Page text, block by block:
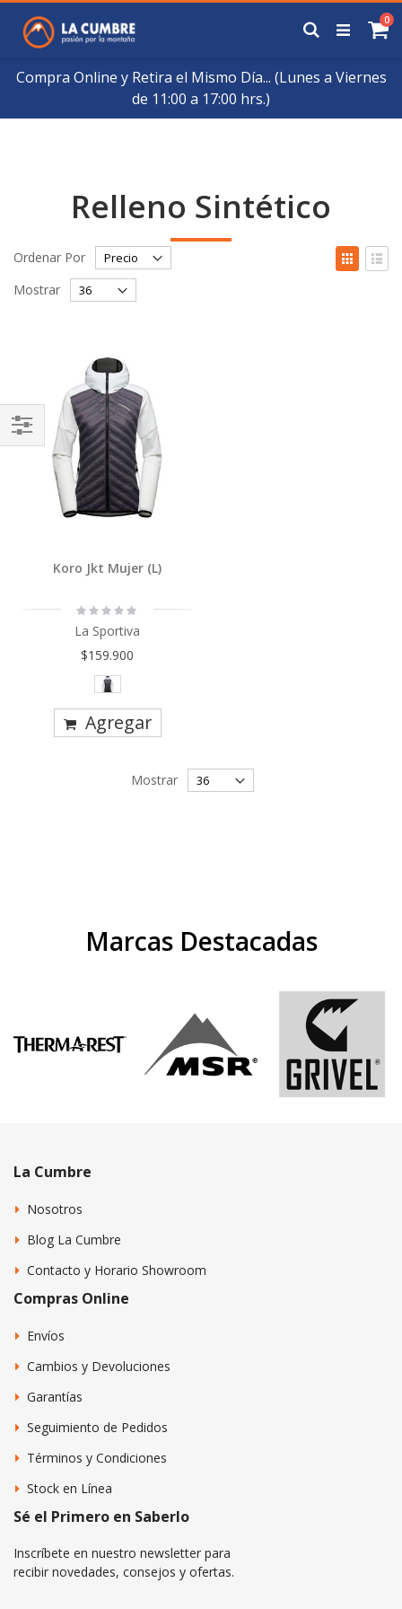
Compra Online y Retira el Mismo Día... (Lunes a Viernes
de 11:00 a 17:00 hrs.)
Contenido
0
Buscar
Relleno Sintético
Ordenar Por
Ver
como
Mostrar
Koro Jkt Mujer (L)
Rating:
0%
La Sportiva
$159.900
Agregar
Mostrar
Comprar
Marcas Destacadas
La Cumbre
Nosotros
Blog La Cumbre
Contacto y Horario Showroom
Compras Online
Envíos
Cambios y Devoluciones
Garantías
Seguimiento de Pedidos
Términos y Condiciones
Stock en Línea
Sé el Primero en Saberlo
Inscríbete en nuestro newsletter para
recibir novedades, consejos y ofertas.